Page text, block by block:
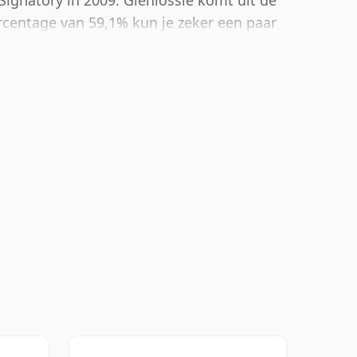
van 59,1% kun je zeker een paar
toevoegen om de textuur te